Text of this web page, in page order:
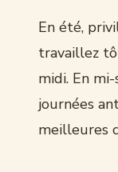
En été,
travaillez
midi. En
journées
meilleures